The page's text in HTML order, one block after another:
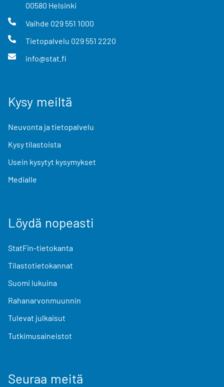
00580 Helsinki
Vaihde 029 551 1000
Tietopalvelu 029 551 2220
info@stat.fi
Kysy meiltä
Neuvonta ja tietopalvelu
Kysy tilastoista
Usein kysytyt kysymykset
Medialle
Löydä nopeasti
StatFin-tietokanta
Tilastotietokannat
Suomi lukuina
Rahanarvonmuunnin
Tulevat julkaisut
Tutkimusaineistot
Seuraa meitä